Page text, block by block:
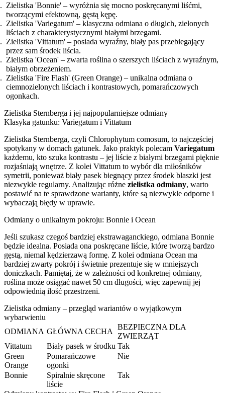
Zielistka 'Bonnie' – wyróżnia się mocno poskręcanymi liśćmi,
tworzącymi efektowną, gęstą kępę.
Zielistka 'Variegatum' – klasyczna odmiana o długich, zielonych
liściach z charakterystycznymi białymi brzegami.
Zielistka 'Vittatum' – posiada wyraźny, biały pas przebiegający
przez sam środek liścia.
Zielistka 'Ocean' – zwarta roślina o szerszych liściach z wyraźnym,
białym obrzeżeniem.
Zielistka 'Fire Flash' (Green Orange) – unikalna odmiana o
ciemnozielonych liściach i kontrastowych, pomarańczowych
ogonkach.
Zielistka Sternberga i jej najpopularniejsze odmiany
Klasyka gatunku: Variegatum i Vittatum
Zielistka Sternberga, czyli Chlorophytum comosum, to najczęściej
spotykany w domach gatunek. Jako praktyk polecam Variegatum
każdemu, kto szuka kontrastu – jej liście z białymi brzegami pięknie
rozjaśniają wnętrze. Z kolei Vittatum to wybór dla miłośników
symetrii, ponieważ biały pasek biegnący przez środek blaszki jest
niezwykle regularny. Analizując różne zielistka odmiany, warto
postawić na te sprawdzone warianty, które są niezwykle odporne i
wybaczają błędy w uprawie.
Odmiany o unikalnym pokroju: Bonnie i Ocean
Jeśli szukasz czegoś bardziej ekstrawaganckiego, odmiana Bonnie
będzie idealna. Posiada ona poskręcane liście, które tworzą bardzo
gęstą, niemal kędzierzawą formę. Z kolei odmiana Ocean ma
bardziej zwarty pokrój i świetnie prezentuje się w mniejszych
doniczkach. Pamiętaj, że w zależności od konkretnej odmiany,
roślina może osiągać nawet 50 cm długości, więc zapewnij jej
odpowiednią ilość przestrzeni.
Zielistka odmiany – przegląd wariantów o wyjątkowym
wybarwieniu
ODMIANA GŁÓWNA CECHA
BEZPIECZNA DLA
ZWIERZĄT
Vittatum
Biały pasek w środku Tak
Green
Orange
Pomarańczowe
ogonki
Nie
Bonnie
Spiralnie skręcone
liście
Tak